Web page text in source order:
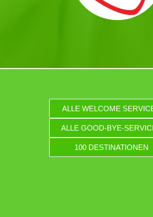
ALLE WELCOME
ALLE GOOD-BYE-
100 DESTINATIONEN